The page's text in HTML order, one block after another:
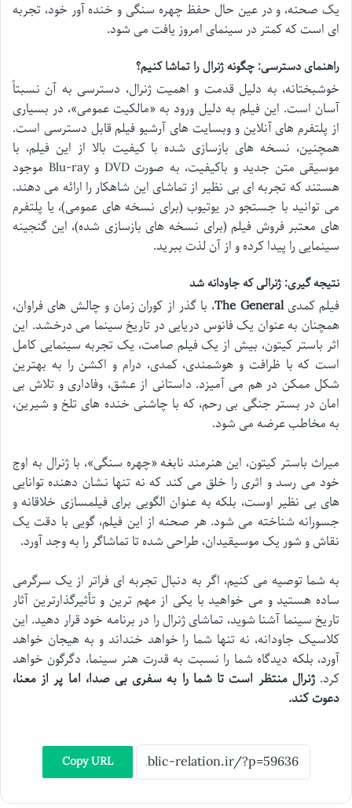
یک صحنه، و در عین حال حفظ چهره سنگی و خنده آور خود، تجربه
ای است که کمتر در سینمای امروز یافت می شود.
راهنمای دسترسی: چگونه ژنرال را تماشا کنیم؟
خوشبختانه، به دلیل قدمت و اهمیت ژنرال، دسترسی به آن نسبتاً
آسان است. این فیلم به دلیل ورود به «مالکیت عمومی»، در بسیاری
از پلتفرم های آنلاین و وبسایت های آرشیو فیلم قابل دسترسی است.
همچنین، نسخه های بازسازی شده با کیفیت بالا از این فیلم، با
موسیقی متن جدید و باکیفیت، به صورت DVD و Blu-ray موجود
هستند که تجربه ای بی نظیر از تماشای این شاهکار را ارائه می دهند.
می توانید با جستجو در یوتیوب (برای نسخه های عمومی)، یا پلتفرم
های معتبر فروش فیلم (برای نسخه های بازسازی شده)، این گنجینه
سینمایی را پیدا کرده و از آن لذت ببرید.
نتیجه گیری: ژنرالی که جاودانه شد
فیلم کمدیThe General، با گذر از کوران زمان و چالش های فراوان،
همچنان به عنوان یک فانوس دریایی در تاریخ سینما می درخشد. این
اثر باستر کیتون، بیش از یک فیلم صامت، یک تجربه سینمایی کامل
است که با ظرافت و هوشمندی، کمدی، درام و اکشن را به بهترین
شکل ممکن در هم می آمیزد. داستانی از عشق، وفاداری و تلاش بی
امان در بستر جنگی بی رحم، که با چاشنی خنده های تلخ و شیرین،
به مخاطب عرضه می شود.
میراث باستر کیتون، این هنرمند نابغه «چهره سنگی»، با ژنرال به اوج
خود می رسد و اثری را خلق می کند که نه تنها نشان دهنده توانایی
های بی نظیر اوست، بلکه به عنوان الگویی برای فیلمسازی خلاقانه و
جسورانه شناخته می شود. هر صحنه از این فیلم، گویی با دقت یک
نقاش و شور یک موسیقیدان، طراحی شده تا تماشاگر را به وجد آورد.
به شما توصیه می کنیم، اگر به دنبال تجربه ای فراتر از یک سرگرمی
ساده هستید و می خواهید با یکی از مهم ترین و تأثیرگذارترین آثار
تاریخ سینما آشنا شوید، تماشای ژنرال را در برنامه خود قرار دهید. این
کلاسیک جاودانه، نه تنها شما را خواهد خنداند و به هیجان خواهد
آورد، بلکه دیدگاه شما را نسبت به قدرت هنر سینما، دگرگون خواهد
کرد.ژنرال منتظر است تا شما را به سفری بی صدا، اما پر از معنا،
دعوت کند.
Copy URL